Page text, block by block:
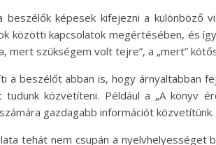
képesek kifejezni a különböző
közötti kapcsolatok megértésében, és
mert szükségem volt tejre”, a „mert”
a beszélőt abban is, hogy árnyaltabban
tudunk közvetíteni. Például a „A könyv
gazdagabb információt közvetítünk.
tehát nem csupán a